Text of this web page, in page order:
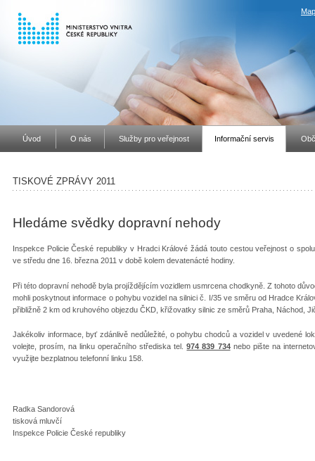
Úvod O nás Služby pro veřejnost Informační servis
TISKOVÉ ZPRÁVY 2011
Hledáme svědky dopravní nehody
Inspekce Policie České republiky v Hradci Králové žádá touto cestou veřejnost o
ve středu dne 16. března 2011 v době kolem devatenácté hodiny.
Při této dopravní nehodě byla projíždějícím vozidlem usmrcena chodkyně. Z tohoto
mohli poskytnout informace o pohybu vozidel na silnici č. I/35 ve směru od Hradce
přibližně 2 km od kruhového objezdu ČKD, křižovatky silnic ze směrů Praha, Náchod,
Jakékoliv informace, byť zdánlivě nedůležité, o pohybu chodců a vozidel v uvedené
volejte, prosím, na linku operačního střediska tel.974 839 734nebo pište na
využijte bezplatnou telefonní linku 158.
Radka Sandorová
tisková mluvčí
Inspekce Policie České republiky